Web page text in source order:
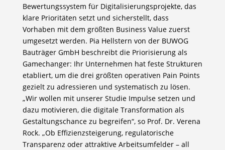
Bewertungssystem für Digitalisierungsprojekte, das
klare Prioritäten setzt und sicherstellt, dass
Vorhaben mit dem größten Business Value zuerst
umgesetzt werden. Pia Hellstern von der BUWOG
Bauträger GmbH beschreibt die Priorisierung als
Gamechanger: Ihr Unternehmen hat feste Strukturen
etabliert, um die drei größten operativen Pain Points
gezielt zu adressieren und systematisch zu lösen.
„Wir wollen mit unserer Studie Impulse setzen und
dazu motivieren, die digitale Transformation als
Gestaltungschance zu begreifen“, so Prof. Dr. Verena
Rock. „Ob Effizienzsteigerung, regulatorische
Transparenz oder attraktive Arbeitsumfelder – all